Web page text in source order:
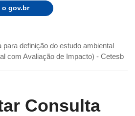
o gov.br
para definição do estudo ambiental
com Avaliação de Impacto) - Cetesb
Consulta